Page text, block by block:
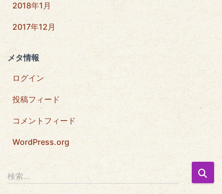
2018年1月
2017年12月
メタ情報
ログイン
投稿フィード
コメントフィード
WordPress.org
検
索
検索…